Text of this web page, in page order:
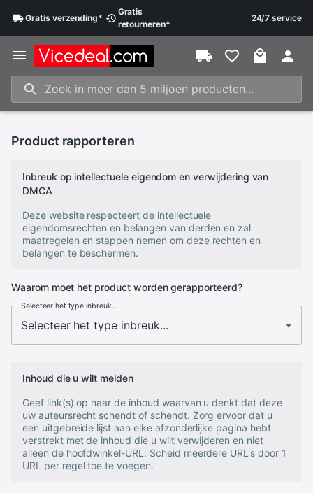
Gratisverzending*
Gratis
retourneren*
24/7 service
Product rapporteren
Inbreuk op intellectuele eigendom en verwijdering van
DMCA
Deze website respecteert de intellectuele
eigendomsrechten en belangen van derden en zal
maatregelen en stappen nemen om deze rechten en
belangen te beschermen.
Waarom moet het product worden gerapporteerd?
Selecteer het type inbreuk...
Inhoud die u wilt melden
Geef link(s) op naar de inhoud waarvan u denkt dat deze
uw auteursrecht schendt of schendt. Zorg ervoor dat u
een uitgebreide lijst aan elke afzonderlijke pagina hebt
verstrekt met de inhoud die u wilt verwijderen en niet
alleen de hoofdwinkel-URL. Scheid meerdere URL's door 1
URL per regel toe te voegen.